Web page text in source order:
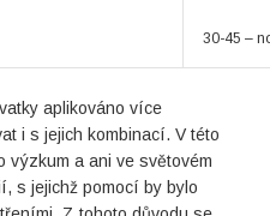
30-45 –
aplikováno více
i s jejich kombinací. V této
výzkum a ani ve světovém
s jejichž pomocí by bylo